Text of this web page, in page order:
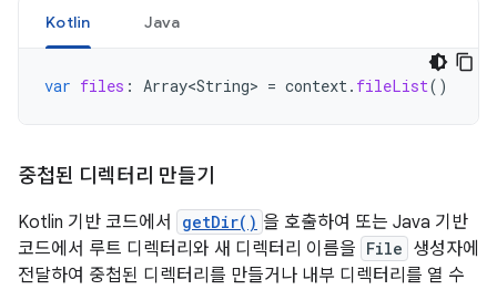
Kotlin Java
var files : Array<String> = context. fileList()
중첩된 디렉터리 만들기
Kotlin 기반 코드에서 getDir() 을 호출하여 또는 Java 기반
코드에서 루트 디렉터리와 새 디렉터리 이름을 File 생성자에
전달하여 중첩된 디렉터리를 만들거나 내부 디렉터리를 열 수